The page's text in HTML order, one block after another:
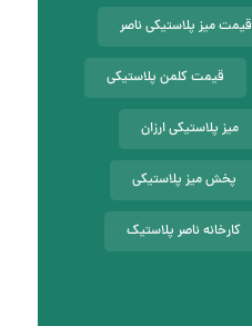
قیمت میز پلاستیکی ناصر
قیمت کلمن پلاستیکی
میز پلاستیکی ارزان
پخش میز پلاستیکی
کارخانه ناصر پلاستیک